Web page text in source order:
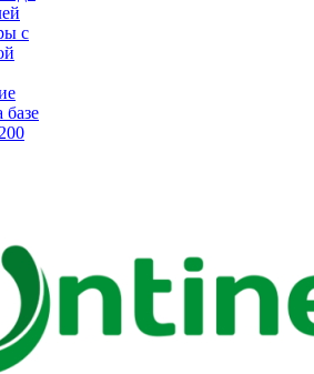
с
базе